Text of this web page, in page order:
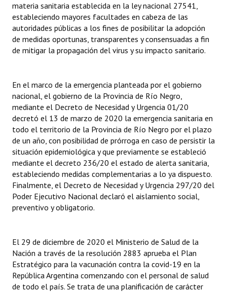
materia sanitaria establecida en la ley nacional 27541,
estableciendo mayores facultades en cabeza de las
autoridades públicas a los fines de posibilitar la adopción
de medidas oportunas, transparentes y consensuadas a fin
de mitigar la propagación del virus y su impacto sanitario.
En el marco de la emergencia planteada por el gobierno
nacional, el gobierno de la Provincia de Río Negro,
mediante el Decreto de Necesidad y Urgencia 01/20
decretó el 13 de marzo de 2020 la emergencia sanitaria en
todo el territorio de la Provincia de Río Negro por el plazo
de un año, con posibilidad de prórroga en caso de persistir la
situación epidemiológica y que previamente se estableció
mediante el decreto 236/20 el estado de alerta sanitaria,
estableciendo medidas complementarias a lo ya dispuesto.
Finalmente, el Decreto de Necesidad y Urgencia 297/20 del
Poder Ejecutivo Nacional declaró el aislamiento social,
preventivo y obligatorio.
El 29 de diciembre de 2020 el Ministerio de Salud de la
Nación a través de la resolución 2883 aprueba el Plan
Estratégico para la vacunación contra la covid-19 en la
República Argentina comenzando con el personal de salud
de todo el país. Se trata de una planificación de carácter